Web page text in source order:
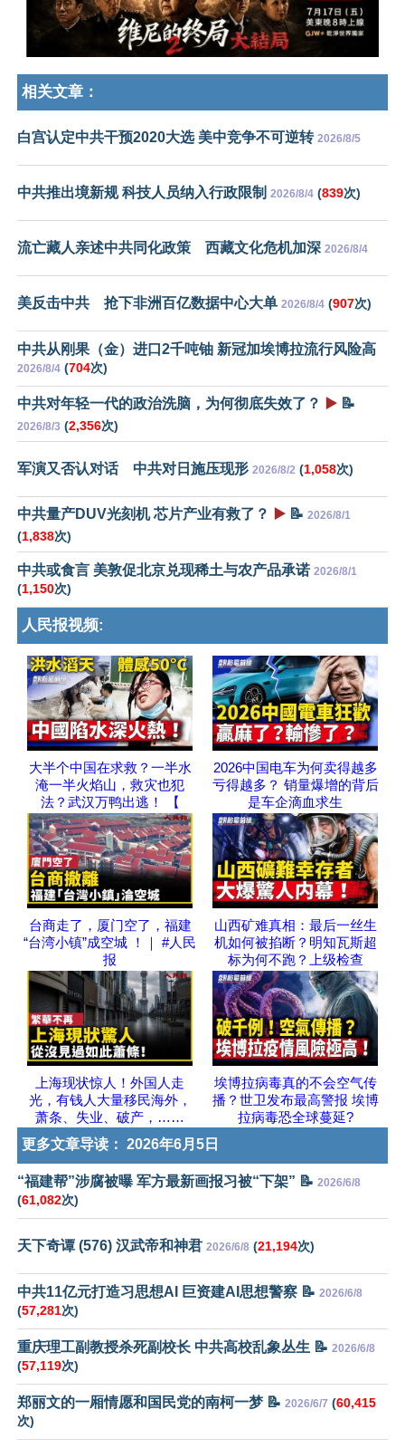
相关文章：
白宫认定中共干预2020大选 美中竞争不可逆转 2026/8/5
中共推出境新规 科技人员纳入行政限制 2026/8/4 (839次)
流亡藏人亲述中共同化政策 西藏文化危机加深 2026/8/4
美反击中共 抢下非洲百亿数据中心大单 2026/8/4 (907次)
中共从刚果（金）进口2千吨铀 新冠加埃博拉流行风险高
2026/8/4 (704次)
中共对年轻一代的政治洗脑，为何彻底失效了？ ▶️ 📝
2026/8/3 (2,356次)
军演又否认对话 中共对日施压现形 2026/8/2 (1,058次)
中共量产DUV光刻机 芯片产业有救了？ ▶️ 📝 2026/8/1
(1,838次)
中共或食言 美敦促北京兑现稀土与农产品承诺 2026/8/1
(1,150次)
人民报视频:
大半个中国在求救？一半水
淹一半火焰山，救灾也犯
法？武汉万鸭出逃！ 【
2026中国电车为何卖得越多
亏得越多？ 销量爆增的背后
是车企滴血求生
台商走了，厦门空了，福建
“台湾小镇”成空城 ！｜ #人民
报
山西矿难真相：最后一丝生
机如何被掐断？明知瓦斯超
标为何不跑？上级检查
上海现状惊人！外国人走
光，有钱人大量移民海外，
萧条、失业、破产，……
埃博拉病毒真的不会空气传
播？世卫发布最高警报 埃博
拉病毒恐全球蔓延?
更多文章导读： 2026年6月5日
“福建帮”涉腐被曝 军方最新画报习被“下架” 📝 2026/6/8
(61,082次)
天下奇谭 (576) 汉武帝和神君 2026/6/8 (21,194次)
中共11亿元打造习思想AI 巨资建AI思想警察 📝 2026/6/8
(57,281次)
重庆理工副教授杀死副校长 中共高校乱象丛生 📝 2026/6/8
(57,119次)
郑丽文的一厢情愿和国民党的南柯一梦 📝 2026/6/7 (60,415
次)